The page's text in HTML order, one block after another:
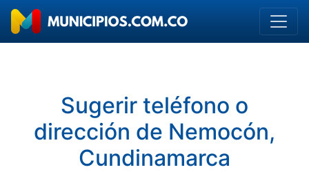
Sugerir teléfono o
dirección de Nemocón,
Cundinamarca